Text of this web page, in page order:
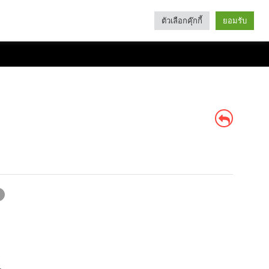
Categories
ตัวเลือกคุ๊กกี้ ยอมรับ